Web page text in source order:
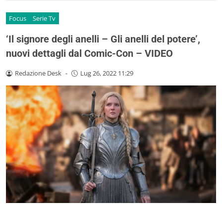
Focus Serie Tv
‘Il signore degli anelli – Gli anelli del potere’,
nuovi dettagli dal Comic-Con – VIDEO
Redazione Desk - Lug 26, 2022 11:29